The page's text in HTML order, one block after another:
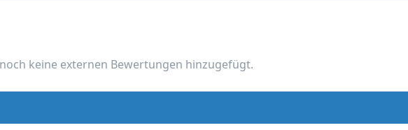
keine externen Bewertungen hinzugefügt.